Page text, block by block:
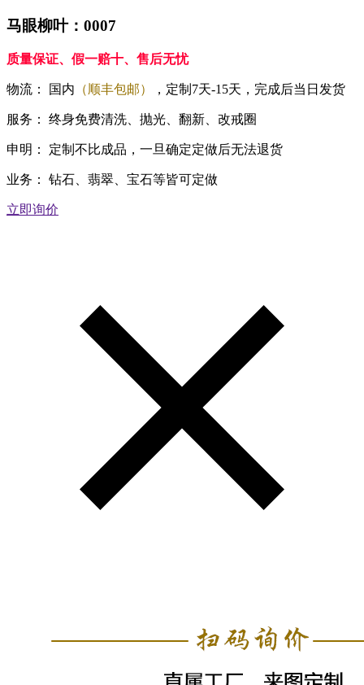
马眼柳叶：0007
质量保证、假一赔十、售后无忧
物流： 国内 （顺丰包邮） ，定制7天-15天，完成后当日发货
服务： 终身免费清洗、抛光、翻新、改戒圈
申明： 定制不比成品，一旦确定定做后无法退货
业务： 钻石、翡翠、宝石等皆可定做
立即询价